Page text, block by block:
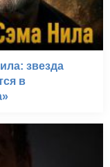
звезда
в